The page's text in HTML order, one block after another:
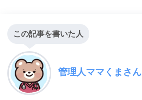
この記事を書いた人
管理人ママくまさん